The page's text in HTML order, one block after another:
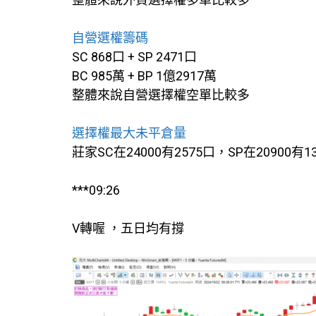
自營選權籌碼
SC 868口 + SP 2471口
BC 985萬 + BP 1億2917萬
整體來說自營選擇權空單比較多
選擇權最大未平倉量
莊家SC在24000有2575口，SP在20900有
***09:26
V轉喔 ，五日均有撐